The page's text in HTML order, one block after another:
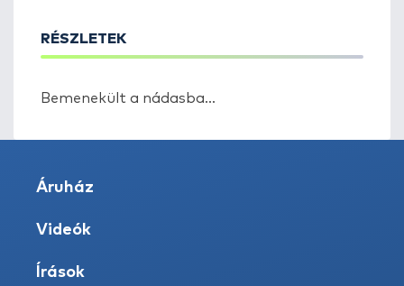
RÉSZLETEK
Bemenekült a nádasba...
Áruház
Videók
Írások